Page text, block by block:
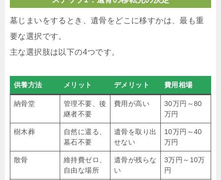
墓じまいをするとき、遺骨をどこに移すかは、最も重
要な選択です。
主な選択肢は以下の4つです。
供養方法 メリット デメリット 費用相場
納骨堂
管理不要、後
継者不要
費用が高い
30万円～80
万円
樹木葬
自然に還る、
墓石不要
遺骨を取り出
せない
10万円～40
万円
散骨
維持費ゼロ、
自由な場所
遺骨が残らな
い
3万円～10万
円